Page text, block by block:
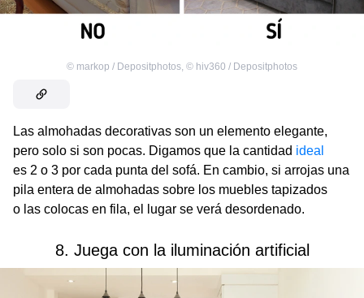
© markop / Depositphotos, © hiv360 / Depositphotos
Las almohadas decorativas son un elemento elegante,
pero solo si son pocas. Digamos que la cantidad ideal
es 2 o 3 por cada punta del sofá. En cambio, si arrojas una
pila entera de almohadas sobre los muebles tapizados
o las colocas en fila, el lugar se verá desordenado.
8. Juega con la iluminación artificial